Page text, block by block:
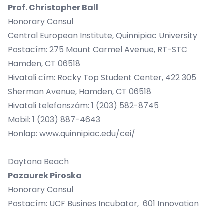
Prof. Christopher Ball
Honorary Consul
Central European Institute, Quinnipiac University
Postacím: 275 Mount Carmel Avenue, RT-STC
Hamden, CT 06518
Hivatali cím: Rocky Top Student Center, 422 305
Sherman Avenue, Hamden, CT 06518
Hivatali telefonszám: 1 (203) 582-8745
Mobil: 1 (203) 887-4643
Honlap: www.quinnipiac.edu/cei/
Daytona Beach
Pazaurek Piroska
Honorary Consul
Postacím: UCF Busines Incubator, 601 Innovation